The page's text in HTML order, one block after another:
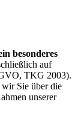
besonderes
auf
TKG 2003).
Sie über die
unserer